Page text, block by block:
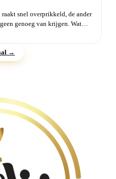
raakt snel overprikkeld, de ander
genoeg van krijgen. Wat
→